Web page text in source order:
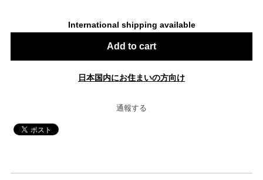
International shipping available
Add to cart
日本国内にお住まいの方向け
通報する